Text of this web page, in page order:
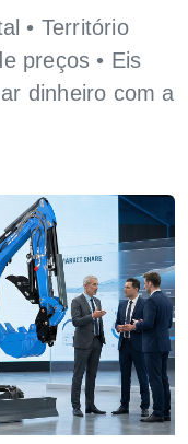
• Território
preços • Eis
dinheiro com a